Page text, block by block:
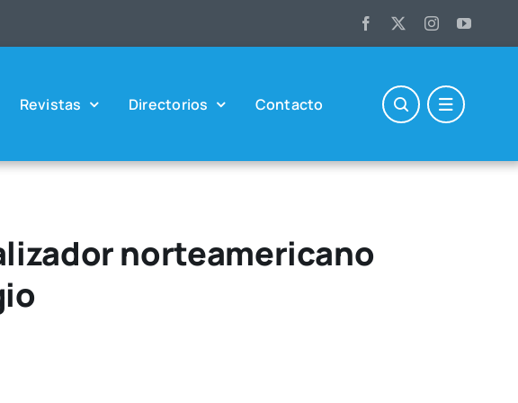
Revis­tas Direc­to­rios Con­tac­to
norteamericano